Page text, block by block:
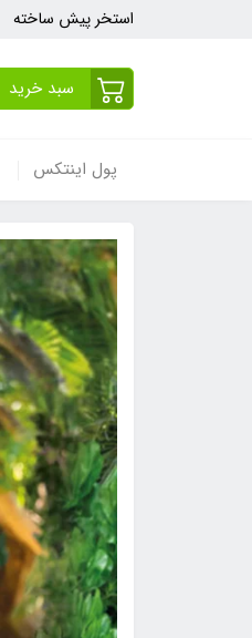
استخر پیش ساخته
سبد خرید
پول اینتکس